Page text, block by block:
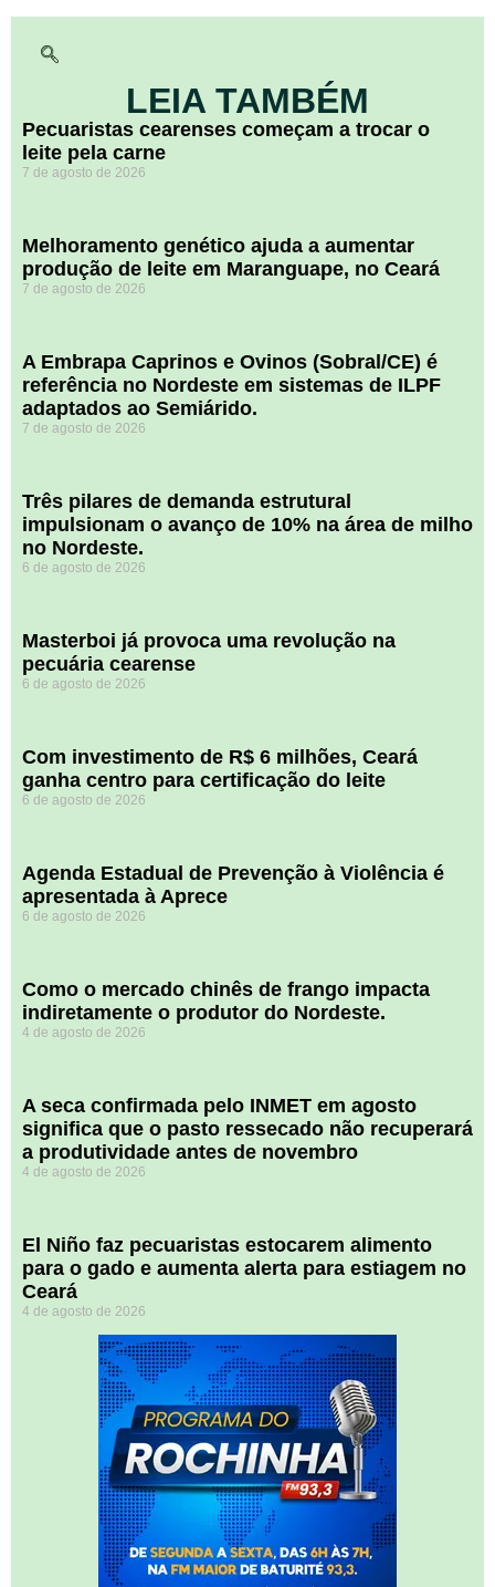
LEIA TAMBÉM
Pecuaristas cearenses começam a trocar o
leite pela carne
7 de agosto de 2026
Melhoramento genético ajuda a aumentar
produção de leite em Maranguape, no Ceará
7 de agosto de 2026
A Embrapa Caprinos e Ovinos (Sobral/CE) é
referência no Nordeste em sistemas de ILPF
adaptados ao Semiárido.
7 de agosto de 2026
​Três pilares de demanda estrutural
impulsionam o avanço de 10% na área de milho
no Nordeste.
6 de agosto de 2026
Masterboi já provoca uma revolução na
pecuária cearense
6 de agosto de 2026
Com investimento de R$ 6 milhões, Ceará
ganha centro para certificação do leite
6 de agosto de 2026
Agenda Estadual de Prevenção à Violência é
apresentada à Aprece
6 de agosto de 2026
​Como o mercado chinês de frango impacta
indiretamente o produtor do Nordeste.
4 de agosto de 2026
A seca confirmada pelo INMET em agosto
significa que o pasto ressecado não recuperará
a produtividade antes de novembro
4 de agosto de 2026
El Niño faz pecuaristas estocarem alimento
para o gado e aumenta alerta para estiagem no
Ceará
4 de agosto de 2026